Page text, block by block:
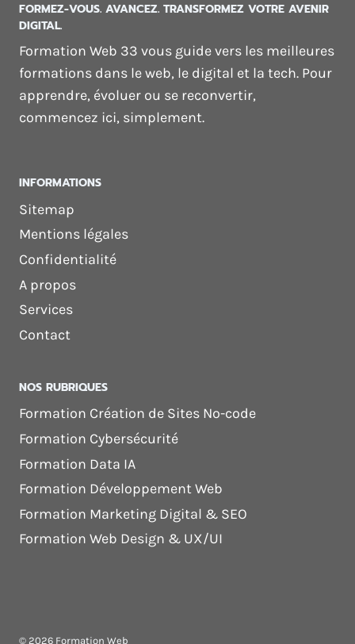
FORMEZ-VOUS. AVANCEZ. TRANSFORMEZ VOTRE AVENIR
DIGITAL.
Formation Web 33 vous guide vers les meilleures
formations dans le web, le digital et la tech. Pour
apprendre, évoluer ou se reconvertir,
commencez ici, simplement.
INFORMATIONS
Sitemap
Mentions légales
Confidentialité
A propos
Services
Contact
NOS RUBRIQUES
Formation Création de Sites No-code
Formation Cybersécurité
Formation Data IA
Formation Développement Web
Formation Marketing Digital & SEO
Formation Web Design & UX/UI
© 2026 Formation Web